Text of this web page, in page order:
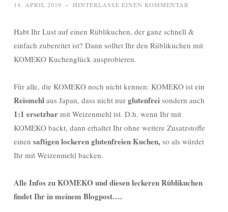
14. APRIL 2019 ~ HINTERLASSE EINEN KOMMENTAR
Habt Ihr Lust auf einen Rüblikuchen, der ganz schnell &
einfach zubereitet ist? Dann solltet Ihr den Rüblikuchen mit
KOMEKO Kuchenglück ausprobieren.
Für alle, die KOMEKO noch nicht kennen: KOMEKO ist ein
Reismehl aus Japan, dass nicht nur glutenfrei sondern auch
1:1 ersetzbar mit Weizenmehl ist. D.h. wenn Ihr mit
KOMEKO backt, dann erhaltet Ihr ohne weitere Zusatzstoffe
einen saftigen lockeren glutenfreien Kuchen, so als würdet
Ihr mit Weizenmehl backen.
Alle Infos zu KOMEKO und diesen leckeren Rüblikuchen
findet Ihr in meinem Blogpost….